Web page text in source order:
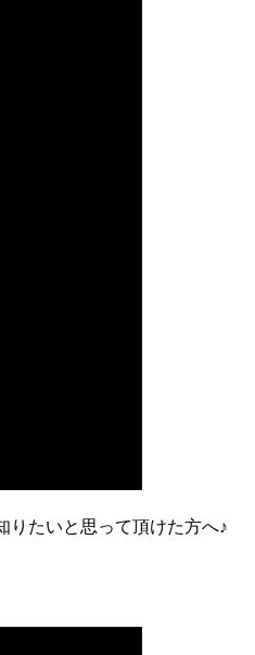
りたいと思って頂けた方へ♪